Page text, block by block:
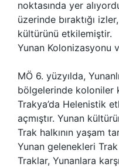
noktasında yer
üzerinde bıraktığı
kültürünü etkilemiştir.
Yunan Kolonizasyonu
MÖ 6. yüzyılda,
bölgelerinde koloniler
Trakya’da Helenistik
açmıştır. Yunan
Trak halkının yaşam
Yunan gelenekleri Trak
Traklar, Yunanlara